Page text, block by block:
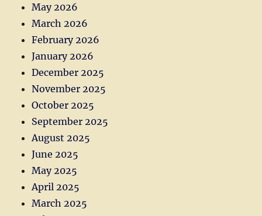
May 2026
March 2026
February 2026
January 2026
December 2025
November 2025
October 2025
September 2025
August 2025
June 2025
May 2025
April 2025
March 2025